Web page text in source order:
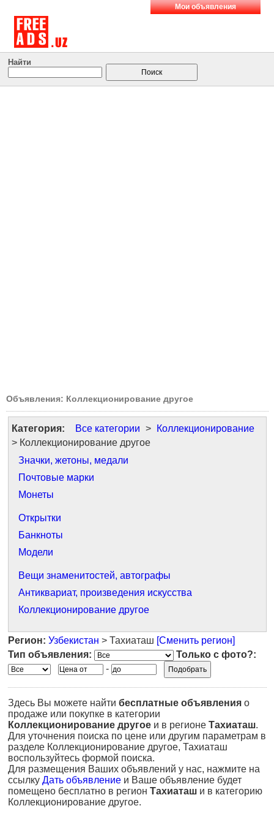
Мои объявления
Найти
Объявления: Коллекционирование другое
Категория: Все категории >
Коллекционирование
> Коллекционирование другое
Значки, жетоны, медали
Почтовые марки
Монеты
Открытки
Банкноты
Модели
Вещи знаменитостей, автографы
Антиквариат, произведения искусства
Коллекционирование другое
Регион: Узбекистан > Тахиаташ [Сменить регион]
Тип объявления:
Только с фото?:
-
Здесь Вы можете найти бесплатные объявления о
продаже или покупке в категории
Коллекционирование другое и в регионе Тахиаташ.
Для уточнения поиска по цене или другим параметрам в
разделе Коллекционирование другое, Тахиаташ
воспользуйтесь формой поиска.
Для размещения Ваших объявлений у нас, нажмите на
ссылку Дать объявление и Ваше объявление будет
помещено бесплатно в регион Тахиаташ и в категорию
Коллекционирование другое.